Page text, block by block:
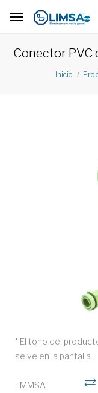
Conector PVC
Inicio
* El tono del
se ve en la pantalla.
EMMSA